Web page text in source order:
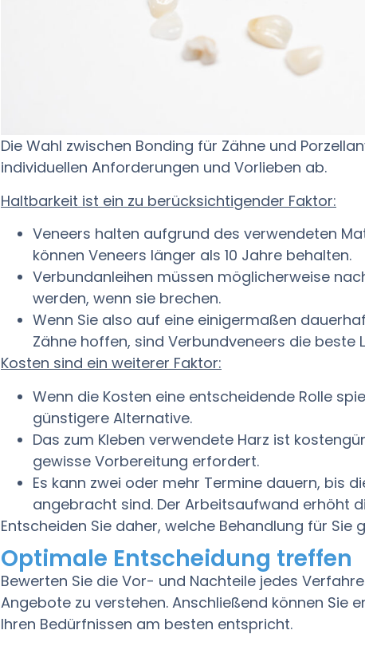
Die Wahl zwischen Bonding für Zähne und
individuellen Anforderungen und Vorlieben ab.
Haltbarkeit ist ein zu berücksichtigender Faktor:
Veneers halten aufgrund des verwendeten
können Veneers länger als 10 Jahre behalten.
Verbundanleihen müssen möglicherweise
werden, wenn sie brechen.
Wenn Sie also auf eine einigermaßen
Zähne hoffen, sind Verbundveneers die beste
Kosten sind ein weiterer Faktor:
Wenn die Kosten eine entscheidende Rolle
günstigere Alternative.
Das zum Kleben verwendete Harz ist
gewisse Vorbereitung erfordert.
Es kann zwei oder mehr Termine dauern, bis
angebracht sind. Der Arbeitsaufwand erhöht
Entscheiden Sie daher, welche Behandlung für Sie
Optimale Entscheidung treffen
Bewerten Sie die Vor- und Nachteile jedes
Angebote zu verstehen. Anschließend können Sie
Ihren Bedürfnissen am besten entspricht.